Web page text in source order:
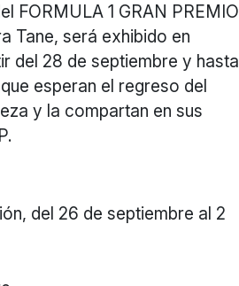
FORMULA 1 GRAN PREMIO
Tane, será exhibido en
del 28 de septiembre y hasta
esperan el regreso del
y la compartan en sus
del 26 de septiembre al 2